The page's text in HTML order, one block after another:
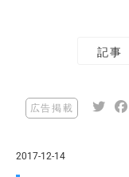
記事
広告掲載
2017-12-14